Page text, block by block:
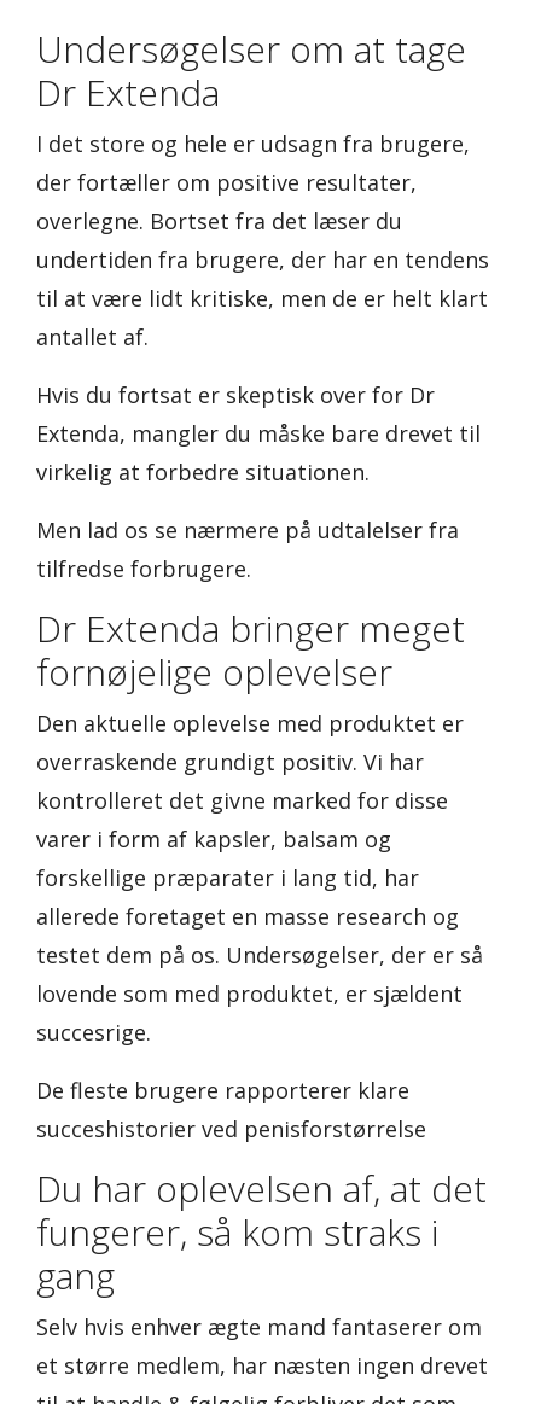
Undersøgelser om at tage
Dr Extenda
I det store og hele er udsagn fra brugere,
der fortæller om positive resultater,
overlegne. Bortset fra det læser du
undertiden fra brugere, der har en tendens
til at være lidt kritiske, men de er helt klart
antallet af.
Hvis du fortsat er skeptisk over for Dr
Extenda, mangler du måske bare drevet til
virkelig at forbedre situationen.
Men lad os se nærmere på udtalelser fra
tilfredse forbrugere.
Dr Extenda bringer meget
fornøjelige oplevelser
Den aktuelle oplevelse med produktet er
overraskende grundigt positiv. Vi har
kontrolleret det givne marked for disse
varer i form af kapsler, balsam og
forskellige præparater i lang tid, har
allerede foretaget en masse research og
testet dem på os. Undersøgelser, der er så
lovende som med produktet, er sjældent
succesrige.
De fleste brugere rapporterer klare
succeshistorier ved penisforstørrelse
Du har oplevelsen af, at det
fungerer, så kom straks i
gang
Selv hvis enhver ægte mand fantaserer om
et større medlem, har næsten ingen drevet